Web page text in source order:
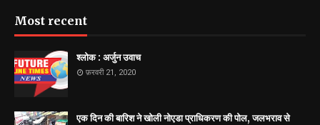
Most recent
श्लोक : अर्जुन उवाच
फ़रवरी 21, 2020
एक दिन की बारिश ने खोली नोएडा प्राधिकरण की पोल, जलभराव से